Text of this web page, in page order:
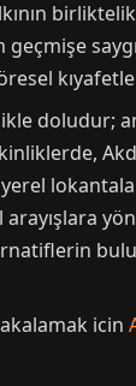
doludur;
arayışlara
icin